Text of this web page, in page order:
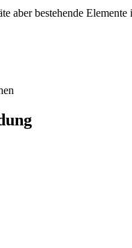
aber bestehende Elemente